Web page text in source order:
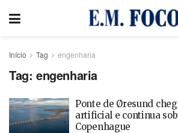
Início Tag engenharia
Tag: engenharia
Ponte de Øresund
artificial e continua
Copenhague